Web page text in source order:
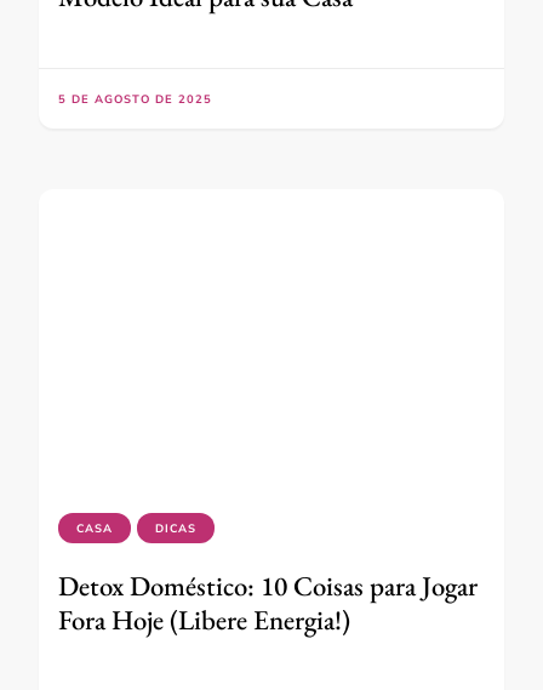
5 DE AGOSTO DE 2025
CASA DICAS
Detox Doméstico: 10 Coisas para Jogar
Fora Hoje (Libere Energia!)